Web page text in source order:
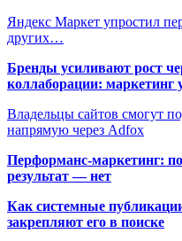
Яндекс Маркет упростил
других…
Бренды усиливают рост
коллаборации: маркетинг
Владельцы сайтов смогут
напрямую через Adfox
Перформанс-маркетинг:
результат — нет
Как системные
закрепляют его в поиске